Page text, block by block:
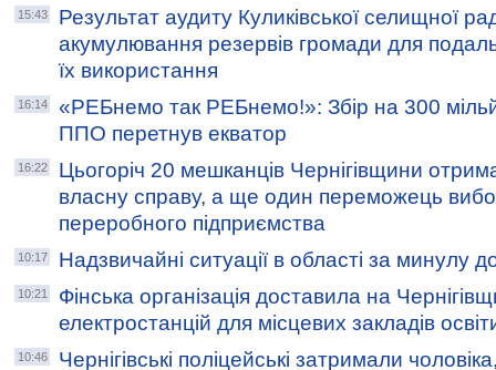
15:43
Результат аудиту Куликівської селищної
акумулювання резервів громади для
їх використання
16:14
«РЕБнемо так РЕБнемо!»: Збір на 300
ППО перетнув екватор
16:22
Цьогоріч 20 мешканців Чернігівщини
власну справу, а ще один переможець
переробного підприємства
10:17 Надзвичайні ситуації в області за минулу
10:21
Фінська організація доставила на
електростанцій для місцевих закладів
10:46
Чернігівські поліцейські затримали